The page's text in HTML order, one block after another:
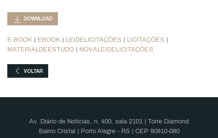
DOWNLOAD
E-BOOK EBOOK LEIDELICITAÇÕES LICITAÇÕES
MATERIALDEESTUDO
NOVALEIDELICITAÇÕES
VOLTAR
Av. Diário de Notícias, n. 400, sala 2101 | Torre Diamond
Bairro Cristal | Porto Alegre - RS | CEP 90810-080